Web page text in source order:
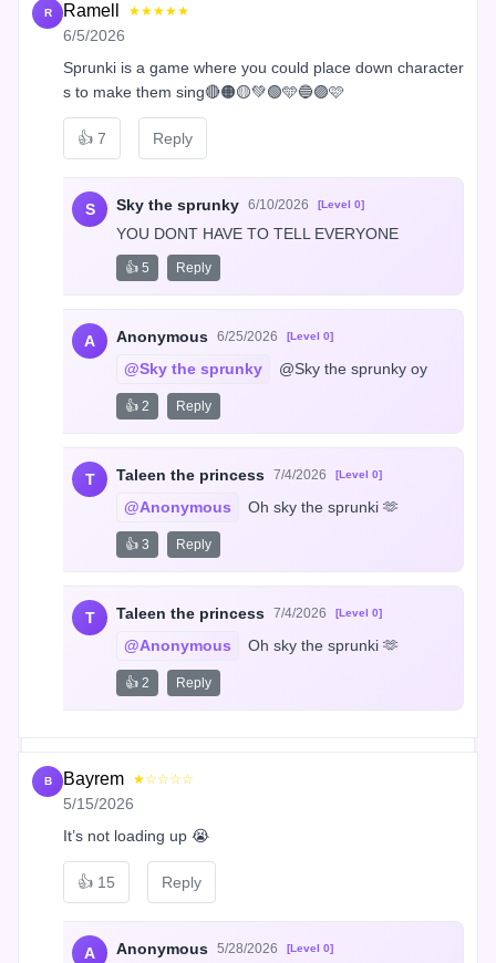
R Ramell ★★★★★
6/5/2026
Sprunki is a game where you could place down character
s to make them sing🔴🟠🟡💚🟢🩵🔵🟣🩷
👍 7 Reply
S Sky the sprunky 6/10/2026 [Level 0]
YOU DONT HAVE TO TELL EVERYONE
👍 5 Reply
A Anonymous 6/25/2026 [Level 0]
@Sky the sprunky @Sky the sprunky oy
👍 2 Reply
T Taleen the princess 7/4/2026 [Level 0]
@Anonymous Oh sky the sprunki 🫶
👍 3 Reply
T Taleen the princess 7/4/2026 [Level 0]
@Anonymous Oh sky the sprunki 🫶
👍 2 Reply
B Bayrem ★☆☆☆☆
5/15/2026
It’s not loading up 😭
👍 15 Reply
A Anonymous 5/28/2026 [Level 0]